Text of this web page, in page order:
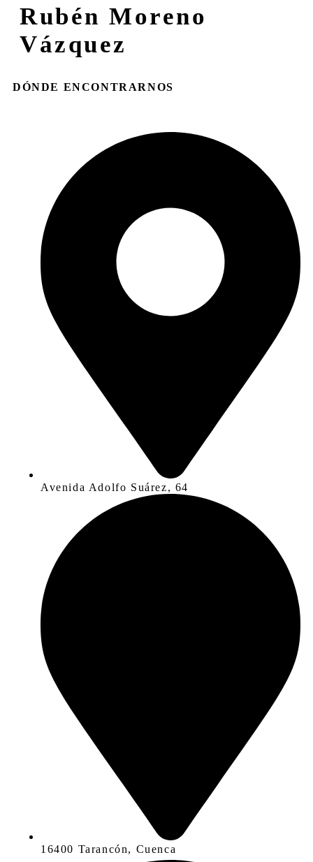
Rubén Moreno
Vázquez
DÓNDE ENCONTRARNOS
Avenida Adolfo Suárez, 64
16400 Tarancón, Cuenca